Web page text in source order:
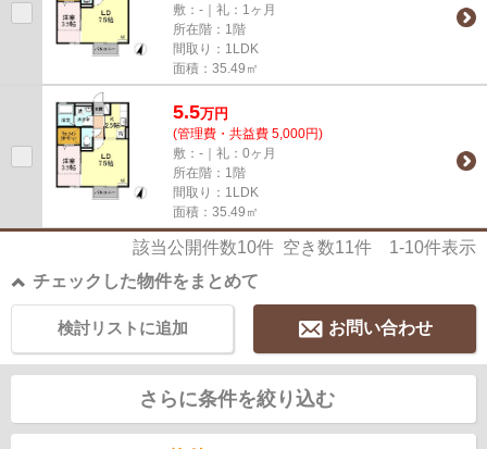
敷：-｜礼：1ヶ月
所在階：1階
間取り：1LDK
面積：35.49㎡
5.5万円
(管理費・共益費 5,000円)
敷：-｜礼：0ヶ月
所在階：1階
間取り：1LDK
面積：35.49㎡
該当公開件数10件 空き数11件 1-10件表示
チェックした物件をまとめて
お問い合わせ
検討リストに追加
さらに条件を絞り込む